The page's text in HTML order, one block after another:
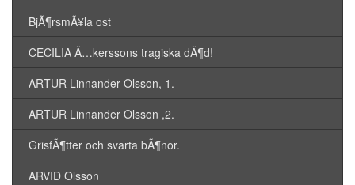
BjÃ¶rsmÃ¥la ost
CECILIA Ã…kerssons tragiska dÃ¶d!
ARTUR Linnander Olsson, 1.
ARTUR Linnander Olsson ,2.
GrisfÃ¶tter och svarta bÃ¶nor.
ARVID Olsson